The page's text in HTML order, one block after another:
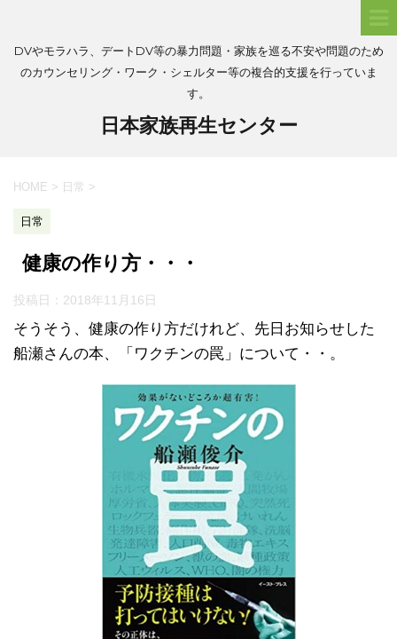
DVやモラハラ、デートDV等の暴力問題・家族を巡る不安や問題のため
のカウンセリング・ワーク・シェルター等の複合的支援を行っていま
す。
日本家族再生センター
HOME > 日常 >
日常
健康の作り方・・・
投稿日： 2018年11月16日
そうそう、健康の作り方だけれど、先日お知らせした
船瀬さんの本、「ワクチンの罠」について・・。